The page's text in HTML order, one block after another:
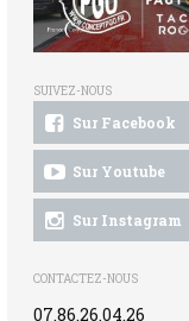
SUIVEZ-NOUS
Sur Facebook
Sur Youtube
Sur Instagram
CONTACTEZ-NOUS
07.86.26.04.26